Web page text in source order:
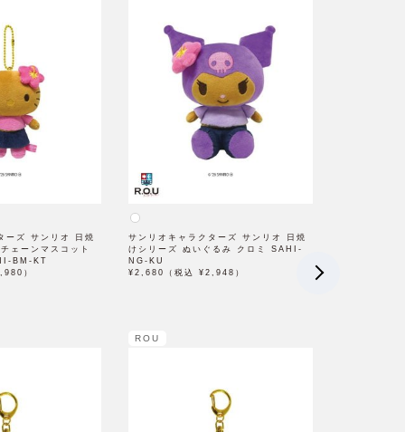
ーズ サンリオ 日焼
ェーンマスコット
BM-KT
）
サンリオキャラクターズ サンリオ 日焼
けシリーズ ぬいぐるみ クロミ SAHI-
NG-KU
¥2,680（税込 ¥2,948）
ROU